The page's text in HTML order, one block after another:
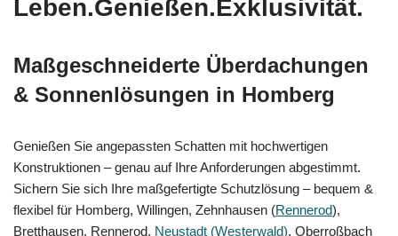
Leben.Genießen.Exklusivität.
Maßgeschneiderte Überdachungen
& Sonnenlösungen in Homberg
Genießen Sie angepassten Schatten mit hochwertigen
Konstruktionen – genau auf Ihre Anforderungen abgestimmt.
Sichern Sie sich Ihre maßgefertigte Schutzlösung – bequem &
flexibel für Homberg, Willingen, Zehnhausen (Rennerod),
Bretthausen, Rennerod, Neustadt (Westerwald), Oberroßbach